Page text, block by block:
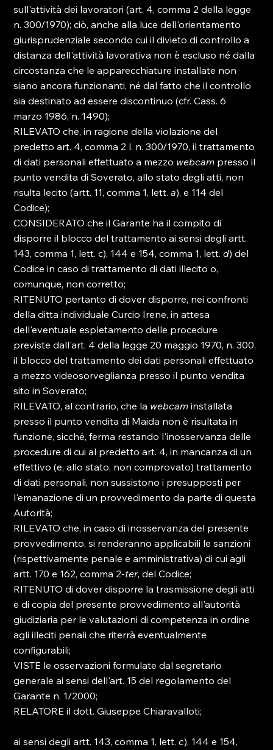
sull'attività dei lavoratori (art. 4, comma 2 della legge
n. 300/1970); ciò, anche alla luce dell'orientamento
giurisprudenziale secondo cui il divieto di controllo a
distanza dell'attività lavorativa non è escluso né dalla
circostanza che le apparecchiature installate non
siano ancora funzionanti, né dal fatto che il controllo
sia destinato ad essere discontinuo (cfr. Cass. 6
marzo 1986, n. 1490);
RILEVATO che, in ragione della violazione del
predetto art. 4, comma 2 l. n. 300/1970, il trattamento
di dati personali effettuato a mezzo webcam presso il
punto vendita di Soverato, allo stato degli atti, non
risulta lecito (artt. 11, comma 1, lett. a), e 114 del
Codice);
CONSIDERATO che il Garante ha il compito di
disporre il blocco del trattamento ai sensi degli artt.
143, comma 1, lett. c), 144 e 154, comma 1, lett. d) del
Codice in caso di trattamento di dati illecito o,
comunque, non corretto;
RITENUTO pertanto di dover disporre, nei confronti
della ditta individuale Curcio Irene, in attesa
dell'eventuale espletamento delle procedure
previste dall'art. 4 della legge 20 maggio 1970, n. 300,
il blocco del trattamento dei dati personali effettuato
a mezzo videosorveglianza presso il punto vendita
sito in Soverato;
RILEVATO, al contrario, che la webcam installata
presso il punto vendita di Maida non è risultata in
funzione, sicché, ferma restando l'inosservanza delle
procedure di cui al predetto art. 4, in mancanza di un
effettivo (e, allo stato, non comprovato) trattamento
di dati personali, non sussistono i presupposti per
l'emanazione di un provvedimento da parte di questa
Autorità;
RILEVATO che, in caso di inosservanza del presente
provvedimento, si renderanno applicabili le sanzioni
(rispettivamente penale e amministrativa) di cui agli
artt. 170 e 162, comma 2-ter, del Codice;
RITENUTO di dover disporre la trasmissione degli atti
e di copia del presente provvedimento all'autorità
giudiziaria per le valutazioni di competenza in ordine
agli illeciti penali che riterrà eventualmente
configurabili;
VISTE le osservazioni formulate dal segretario
generale ai sensi dell'art. 15 del regolamento del
Garante n. 1/2000;
RELATORE il dott. Giuseppe Chiaravalloti;
ai sensi degli artt. 143, comma 1, lett. c), 144 e 154,